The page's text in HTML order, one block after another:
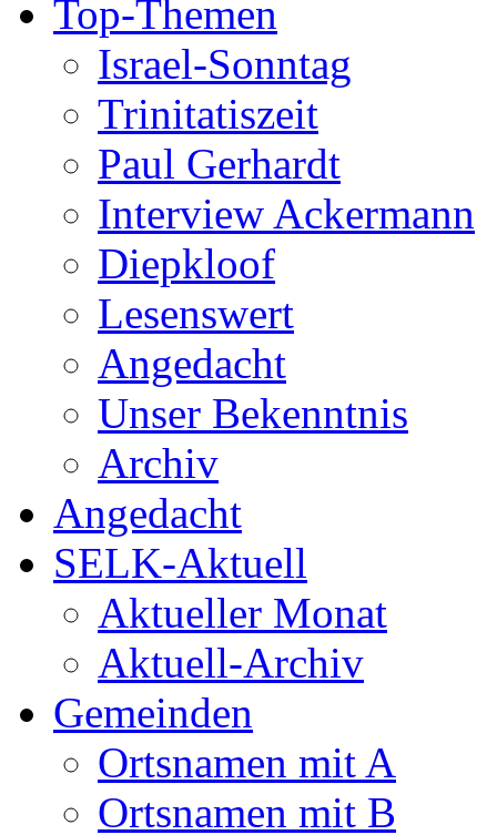
Top-Themen
Israel-Sonntag
Trinitatiszeit
Paul Gerhardt
Interview Ackermann
Diepkloof
Lesenswert
Angedacht
Unser Bekenntnis
Archiv
Angedacht
SELK-Aktuell
Aktueller Monat
Aktuell-Archiv
Gemeinden
Ortsnamen mit A
Ortsnamen mit B